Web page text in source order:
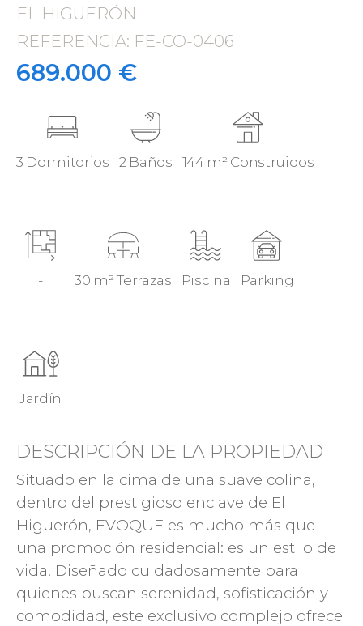
EL HIGUERÓN
·
REFERENCIA: FE-CO-0406
·
689.000 €
3 Dormitorios 2 Baños 144 m² Construidos
- 30 m² Terrazas Piscina Parking
Jardín
DESCRIPCIÓN DE LA PROPIEDAD
Situado en la cima de una suave colina,
dentro del prestigioso enclave de El
Higuerón, EVOQUE es mucho más que
una promoción residencial: es un estilo de
vida. Diseñado cuidadosamente para
quienes buscan serenidad, sofisticación y
comodidad, este exclusivo complejo ofrece